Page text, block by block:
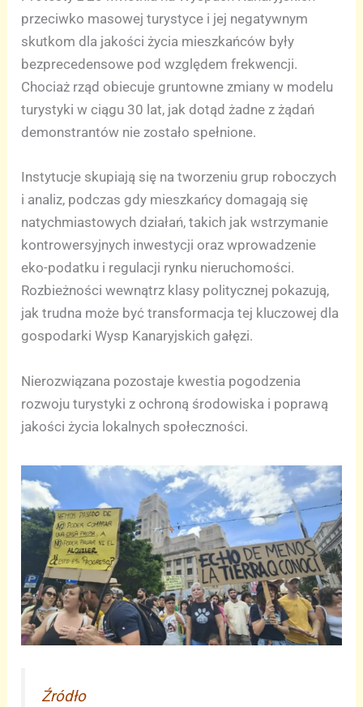
przeciwko masowej turystyce i jej negatywnym
skutkom dla jakości życia mieszkańców były
bezprecedensowe pod względem frekwencji.
Chociaż rząd obiecuje gruntowne zmiany w modelu
turystyki w ciągu 30 lat, jak dotąd żadne z żądań
demonstrantów nie zostało spełnione.
Instytucje skupiają się na tworzeniu grup roboczych
i analiz, podczas gdy mieszkańcy domagają się
natychmiastowych działań, takich jak wstrzymanie
kontrowersyjnych inwestycji oraz wprowadzenie
eko-podatku i regulacji rynku nieruchomości.
Rozbieżności wewnątrz klasy politycznej pokazują,
jak trudna może być transformacja tej kluczowej dla
gospodarki Wysp Kanaryjskich gałęzi.
Nierozwiązana pozostaje kwestia pogodzenia
rozwoju turystyki z ochroną środowiska i poprawą
jakości życia lokalnych społeczności.
Źródło